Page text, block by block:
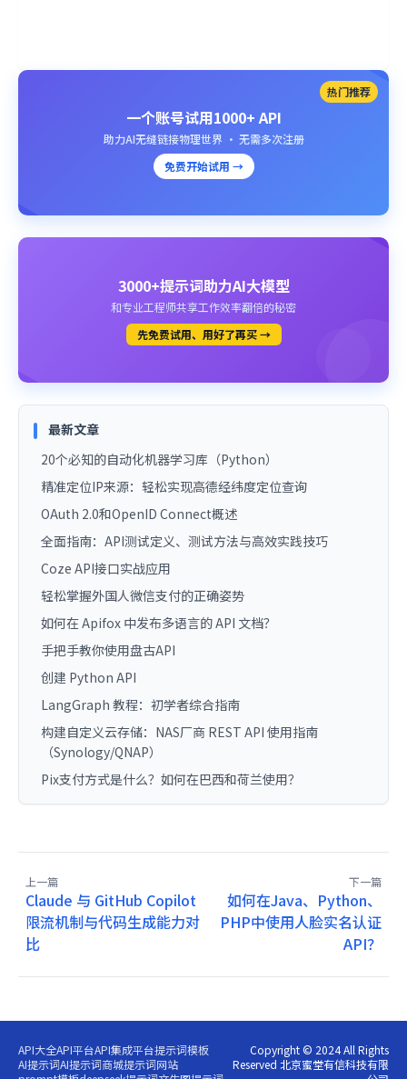
热门推荐
一个账号试用1000+ API
助力AI无缝链接物理世界 · 无需多次注册
免费开始试用 →
3000+提示词助力AI大模型
和专业工程师共享工作效率翻倍的秘密
先免费试用、用好了再买 →
最新文章
20个必知的自动化机器学习库（Python）
精准定位IP来源：轻松实现高德经纬度定位查询
OAuth 2.0和OpenID Connect概述
全面指南：API测试定义、测试方法与高效实践技巧
Coze API接口实战应用
轻松掌握外国人微信支付的正确姿势
如何在 Apifox 中发布多语言的 API 文档？
手把手教你使用盘古API
创建 Python API
LangGraph 教程：初学者综合指南
构建自定义云存储：NAS厂商 REST API 使用指南
（Synology/QNAP）
Pix支付方式是什么？如何在巴西和荷兰使用？
上一篇
Claude 与 GitHub Copilot
限流机制与代码生成能力对
比
下一篇
如何在Java、Python、
PHP中使用人脸实名认证
API？
API大全API平台API集成平台提示词模板
AI提示词AI提示词商城提示词网站
Copyright © 2024 All Rights
Reserved 北京蜜堂有信科技有限